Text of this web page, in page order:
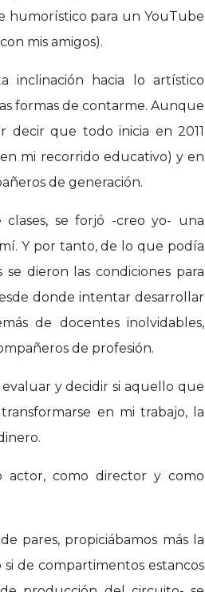
humorístico para un YouTube
mis amigos).
inclinación hacia lo artístico
formas de contarme. Aunque
decir que todo inicia en 2011
mi recorrido educativo) y en
de generación.
se forjó -creo yo- una
Y por tanto, de lo que podía
dieron las condiciones para
donde intentar desarrollar
de docentes inolvidables,
de profesión.
y decidir si aquello que
en mi trabajo, la
actor, como director y como
pares, propiciábamos más la
si de compartimentos estancos